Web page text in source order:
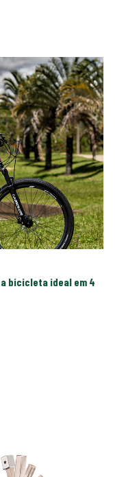
bicicleta ideal em 4